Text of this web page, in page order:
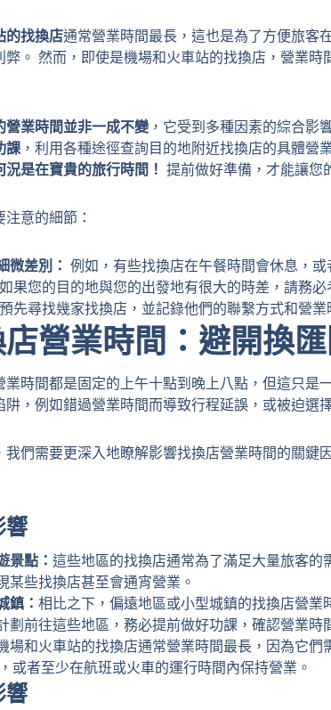
的找換店通常營業時間最長，這也是為了方便旅客
。 然而，即使是機場和火車站的找換店，營業
營業時間並非一成不變，它受到多種因素的綜合影
課 ，利用各種途徑查詢目的地附近找換店的具體
是在寶貴的旅行時間！ 提前做好準備，才能讓您
意的細節：
微差別： 例如，有些找換店在午餐時間會休息，
如果您的目的地與您的出發地有很大的時差，請務
先尋找幾家找換店，並記錄他們的聯繫方式和營
營業時間：避開換
時間都是固定的上午十點到晚上八點，但這只
，例如錯過營業時間而導致行程延誤，或被迫選
們需要更深入地瞭解影響找換店營業時間的關
響
景點： 這些地區的找換店通常為了滿足大量旅客
某些找換店甚至會通宵營業。
鎮： 相比之下，偏遠地區或小型城鎮的找換店營
劃前往這些地區，務必提前做好功課，確認營業時
場和火車站的找換店通常營業時間最長，因為它
或者至少在航班或火車的運行時間內保持營業。
響